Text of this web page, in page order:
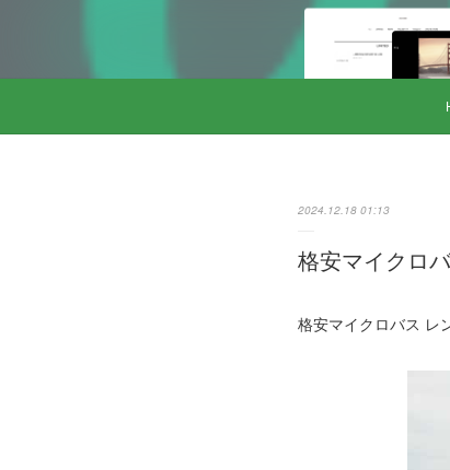
2024.12.18 01:13
格安マイクロ
格安マイクロバス レ